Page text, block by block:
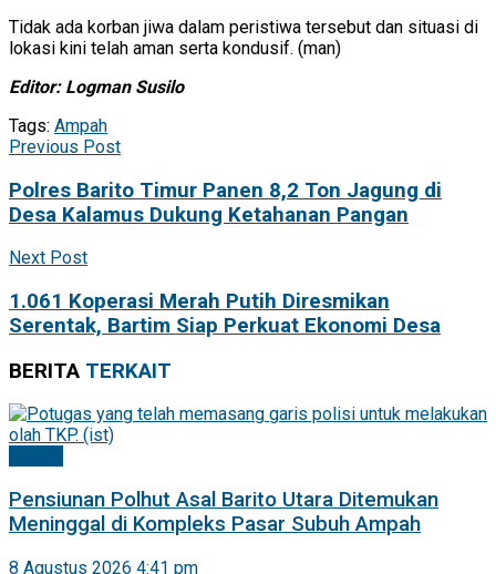
Tidak ada korban jiwa dalam peristiwa tersebut dan situasi di
lokasi kini telah aman serta kondusif. (man)
Editor: Logman Susilo
Tags: Ampah
Previous Post
Polres Barito Timur Panen 8,2 Ton Jagung di
Desa Kalamus Dukung Ketahanan Pangan
Next Post
1.061 Koperasi Merah Putih Diresmikan
Serentak, Bartim Siap Perkuat Ekonomi Desa
BERITA TERKAIT
Pensiunan Polhut Asal Barito Utara Ditemukan
Meninggal di Kompleks Pasar Subuh Ampah
8 Agustus 2026 4:41 pm